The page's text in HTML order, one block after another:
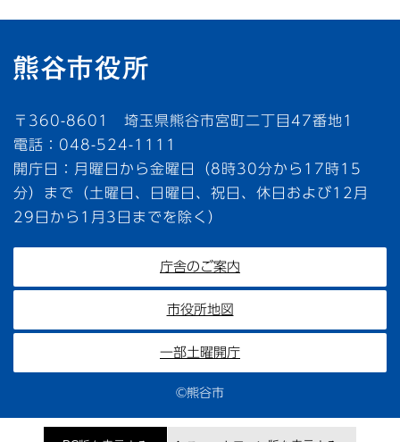
〒360-8601 埼玉県熊谷市宮町二丁目47番地1
電話：048-524-1111
開庁日：月曜日から金曜日（8時30分から17時15
分）まで（土曜日、日曜日、祝日、休日および12月
29日から1月3日までを除く）
庁舎のご案内
市役所地図
一部土曜開庁
©熊谷市